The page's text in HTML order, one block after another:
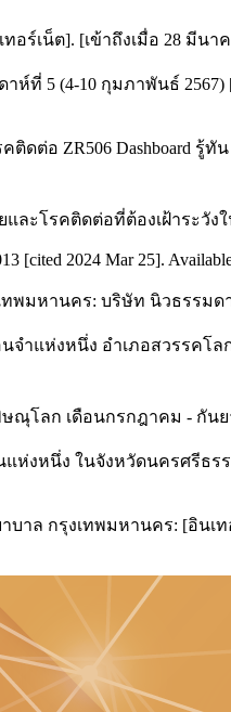
ร์เน็ต]. [เข้าถึงเมื่อ 28 มีนาค
5 (4-10 กุมภาพันธ์ 2567) [
อ ZR506 Dashboard รู้ทั
โรคติดต่อที่ต้องเฝ้าระวัง
[cited 2024 Mar 25].
มหานคร: บริษัท นิวธรรมดา
แห่งหนึ่ง อำเภอสวรรคโ
ลก เดือนกรกฎาคม - กันย
หนึ่ง ในจังหวัดนครศรีธร
กรุงเทพมหานคร: [อินเทอ